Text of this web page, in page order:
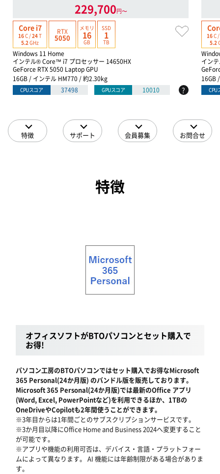
229,700円〜
Core i7
16C /24T
5.2GHz
RTX
5050
メモリ
16
GB
SSD
1
TB
Windows 11 Home
インテル® Core™ i7 プロセッサー 14650HX
GeForce RTX 5050 Laptop GPU
16GB / インテル HM770 / 約2.30kg
CPUスコア 37498 GPUスコア 10010 ?
16C /
5.2
イン
16GB
CPU
特徴 サポート 会員募集 お問合せ
特徴
オフィスソフトがBTOパソコンとセット購入で
お得!
パソコン工房のBTOパソコンではセット購入でお得なMicrosoft
365 Personal(24か月版) のバンドル版を販売しております。
Microsoft 365 Personal(24か月版)では最新のOffice アプリ
(Word, Excel, PowerPointなど)を利用できるほか、1TBの
OneDriveやCopilotも2年間使うことができます。
※3年目からは1年間ごとのサブスクリプションサービスです。
※3か月目以降にOffice Home and Business 2024へ変更すること
が可能です。
※アプリや機能の利用可否は、デバイス・言語・プラットフォー
ムによって異なります。 AI 機能には年齢制限がある場合がありま
す。